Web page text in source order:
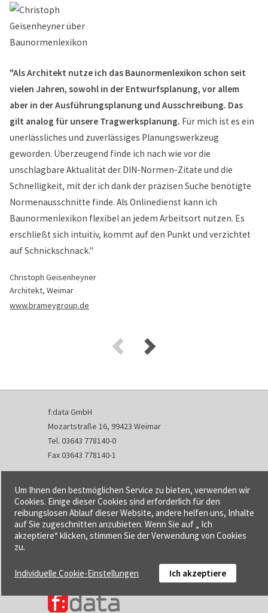
"Als Architekt nutze ich das Baunormenlexikon schon seit
vielen Jahren, sowohl in der Entwurfsplanung, vor allem
aber in der Ausführungsplanung und Ausschreibung. Das
gilt analog für unsere Tragwerksplanung. Für mich ist es ein
unerlässliches und zuverlässiges Planungswerkzeug
geworden. Überzeugend finde ich nach wie vor die
unschlagbare Aktualität der DIN-Normen-Zitate und die
Schnelligkeit, mit der ich dank der präzisen Suche benötigte
Normenausschnitte finde. Als Onlinedienst kann ich
Baunormenlexikon flexibel an jedem Arbeitsort nutzen. Es
erschließt sich intuitiv, kommt auf den Punkt und verzichtet
auf Schnickschnack."
Christoph Geisenheyner
Architekt, Weimar
www.brameygroup.de
f:data GmbH
Mozartstraße 16, 99423 Weimar
Tel. 03643 778140-0
Fax 03643 778140-1
info@fdata.de
Kontakt
Impressum
Datenschutzerklärung
Urheberrecht und Haftung
Cookie-Einstellungen
Um Ihnen den bestmöglichen Service zu bieten, verwenden wir
Cookies. Einige dieser Cookies sind erforderlich für den
reibungslosen Ablauf dieser Website, andere helfen uns, Inhalte
auf Sie zugeschnitten anzubieten. Wenn Sie auf „ Ich
akzeptiere“ klicken, stimmen Sie der Verwendung von Cookies
zu.
Individuelle Cookie-Einstellungen Ich akzeptiere